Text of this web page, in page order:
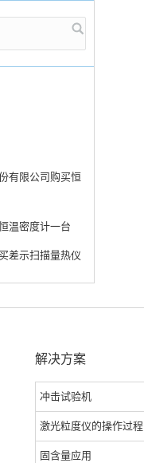
有限公司购买恒
温密度计一台
差示扫描量热仪
解决方案
冲击试验机
激光粒度仪的操作过程
固含量应用